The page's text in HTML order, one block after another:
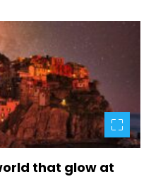
that glow at